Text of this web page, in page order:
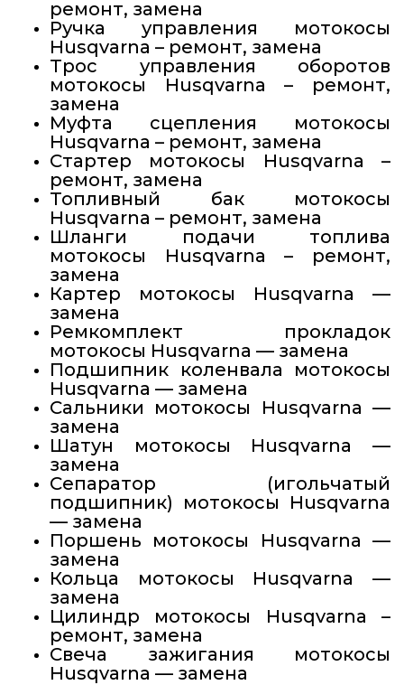
ремонт, замена
Ручка управления мотокосы
Husqvarna – ремонт, замена
Трос управления оборотов
мотокосы Husqvarna – ремонт,
замена
Муфта сцепления мотокосы
Husqvarna – ремонт, замена
Стартер мотокосы Husqvarna –
ремонт, замена
Топливный бак мотокосы
Husqvarna – ремонт, замена
Шланги подачи топлива
мотокосы Husqvarna – ремонт,
замена
Картер мотокосы Husqvarna —
замена
Ремкомплект прокладок
мотокосы Husqvarna — замена
Подшипник коленвала мотокосы
Husqvarna — замена
Сальники мотокосы Husqvarna —
замена
Шатун мотокосы Husqvarna —
замена
Сепаратор (игольчатый
подшипник) мотокосы Husqvarna
— замена
Поршень мотокосы Husqvarna —
замена
Кольца мотокосы Husqvarna —
замена
Цилиндр мотокосы Husqvarna –
ремонт, замена
Свеча зажигания мотокосы
Husqvarna — замена